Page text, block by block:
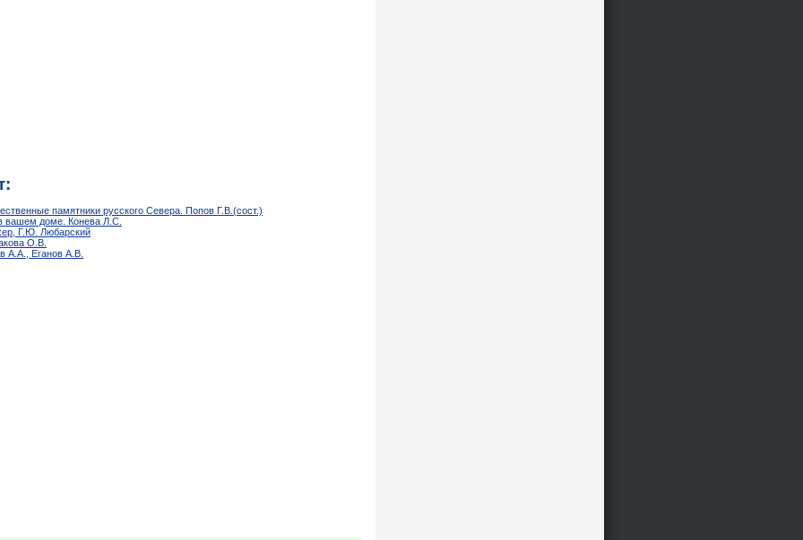
памятники русского Севера. Попов Г.В.(сост.)
вашем доме. Конева Л.С.
Г.Ю. Любарский
О.В.
А.А., Еганов А.В.